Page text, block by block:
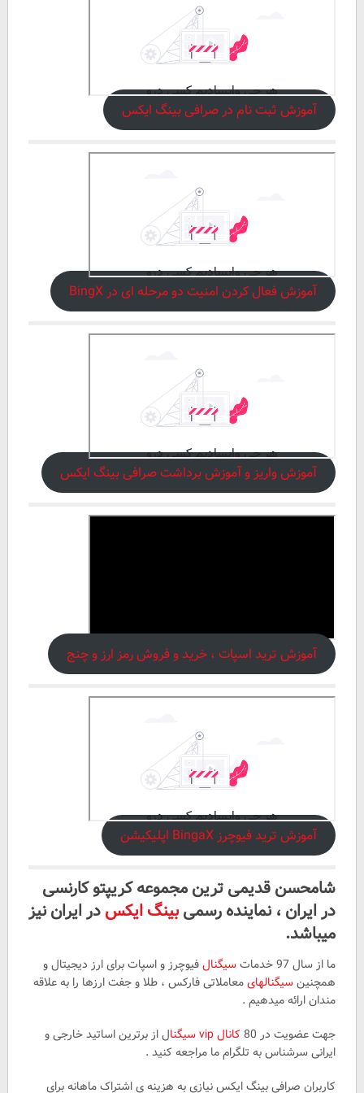
آموزش ثبت نام در صرافی بینگ ایکس
آموزش فعال کردن امنیت دو مرحله ای در BingX
آموزش واریز و آموزش برداشت صرافی بینگ ایکس
آموزش ترید اسپات ، خرید و فروش رمز ارز و چنج
آموزش ترید فیوچرز BingaX اپلیکیشن
شامحسن قدیمی ترین مجموعه کریپتو کارنسی
در ایران ، نماینده رسمیبینگ ایکسدر ایران نیز
میباشد.
ما از سال 97 خدمات سیگنالفیوچرز و اسپات برای ارز دیجیتال و
همچنینسیگنالهایمعاملاتی فارکس ، طلا و جفت ارزها را به علاقه
مندان ارائه میدهیم .
جهت عضویت در 80
کانال vip سیگنا
ل از برترین اساتید خارجی و
ایرانی سرشناس به تلگرام ما مراجعه کنید .
کاربران صرافی بینگ ایکس نیازی به هزینه ی اشتراک ماهانه برای